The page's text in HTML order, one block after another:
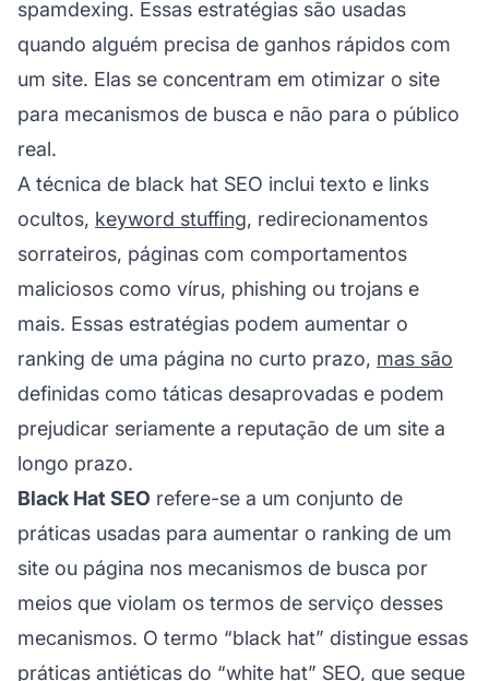
spamdexing. Essas estratégias são usadas
quando alguém precisa de ganhos rápidos com
um site. Elas se concentram em otimizar o site
para mecanismos de busca e não para o público
real.
A técnica de black hat SEO inclui texto e links
ocultos, keyword stuffing, redirecionamentos
sorrateiros, páginas com comportamentos
maliciosos como vírus, phishing ou trojans e
mais. Essas estratégias podem aumentar o
ranking de uma página no curto prazo, mas são
definidas como táticas desaprovadas e podem
prejudicar seriamente a reputação de um site a
longo prazo.
Black Hat SEO refere-se a um conjunto de
práticas usadas para aumentar o ranking de um
site ou página nos mecanismos de busca por
meios que violam os termos de serviço desses
mecanismos. O termo “black hat” distingue essas
práticas antiéticas do “white hat” SEO, que segue